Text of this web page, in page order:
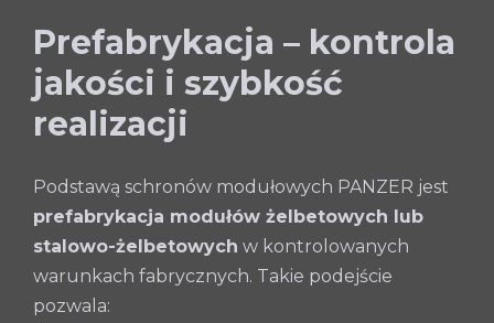
Prefabrykacja – kontrola
jakości i szybkość
realizacji
Podstawą schronów modułowych PANZER jest
prefabrykacja modułów żelbetowych lub
stalowo-żelbetowych w kontrolowanych
warunkach fabrycznych. Takie podejście
pozwala: